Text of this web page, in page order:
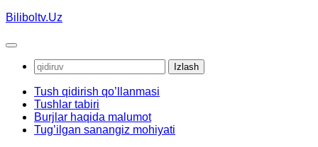
Skip
content
Biliboltv.Uz
Qidirshish:
Tush qidirish qo’llanmasi
Tushlar tabiri
Burjlar haqida malumot
Tug’ilgan sanangiz mohiyati